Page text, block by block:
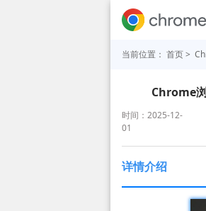
当前位置： 首页>
Chrome
时间：2025-12-
01
详情介绍